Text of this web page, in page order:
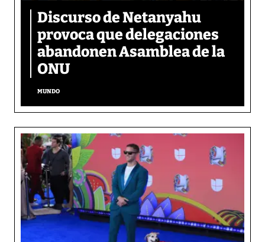
Discurso de Netanyahu
provoca que delegaciones
abandonen Asamblea de la
ONU
MUNDO